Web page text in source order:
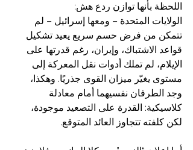
اللحظة بأنها توازن ردع هش:
الولايات المتحدة – ومعها إسرائيل – لم
تتمكن من فرض حسم سريع يعيد تشكيل
قواعد الاشتباك، وإيران، رغم قدرتها على
الإيلام، لم تملك أدوات نقل المعركة إلى
مستوى يغيّر ميزان القوى جذريًا. وهكذا،
وجد الطرفان نفسيهما أمام معادلة
كلاسيكية: القدرة على التصعيد موجودة،
لكن كلفته تتجاوز العائد المتوقع.